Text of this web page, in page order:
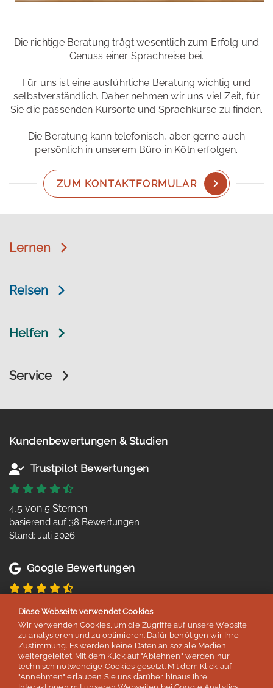
Die richtige Beratung trägt wesentlich zum Erfolg und
Genuss einer Sprachreise bei.
Für uns ist eine ausführliche Beratung wichtig und
selbstverständlich. Daher nehmen wir uns viel Zeit, für
Sie die passenden Kursorte und Sprachkurse zu finden.
Die Beratung kann telefonisch, aber gerne auch
persönlich in unserem Büro in Köln erfolgen.
ZUM KONTAKTFORMULAR
Lernen
Reisen
Helfen
Service
Kundenbewertungen & Studien
Trustpilot Bewertungen
4,5 von 5 Sternen
basierend auf 38 Bewertungen
Stand: Juli 2026
Google Bewertungen
4,8 von 5 Sternen
basierend auf 254 Bewertungen
Stand: Juli 2026
Top 5
Diese Webseite verwendet Cookies
Wir verwenden Cookies, um die Zugriffe auf unsere Website
zu analysieren und zu optimieren. Dafür benötigen wir Ihre
Zustimmung. Es werden keine Daten an soziale Medien
weitergeleitet. Mit dem Klick auf "Ablehnen" werden nur
technisch notwendige Cookies gesetzt. Mit dem Klick auf
"Annehmen" erlauben Sie uns darüber hinaus Ihre